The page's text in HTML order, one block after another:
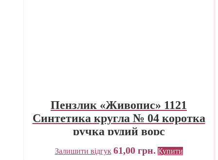
Пензлик «Живопис» 1121
Синтетика кругла № 04 коротка
ручка рудий ворс
Залишити відгук 61,00 грн. Купити